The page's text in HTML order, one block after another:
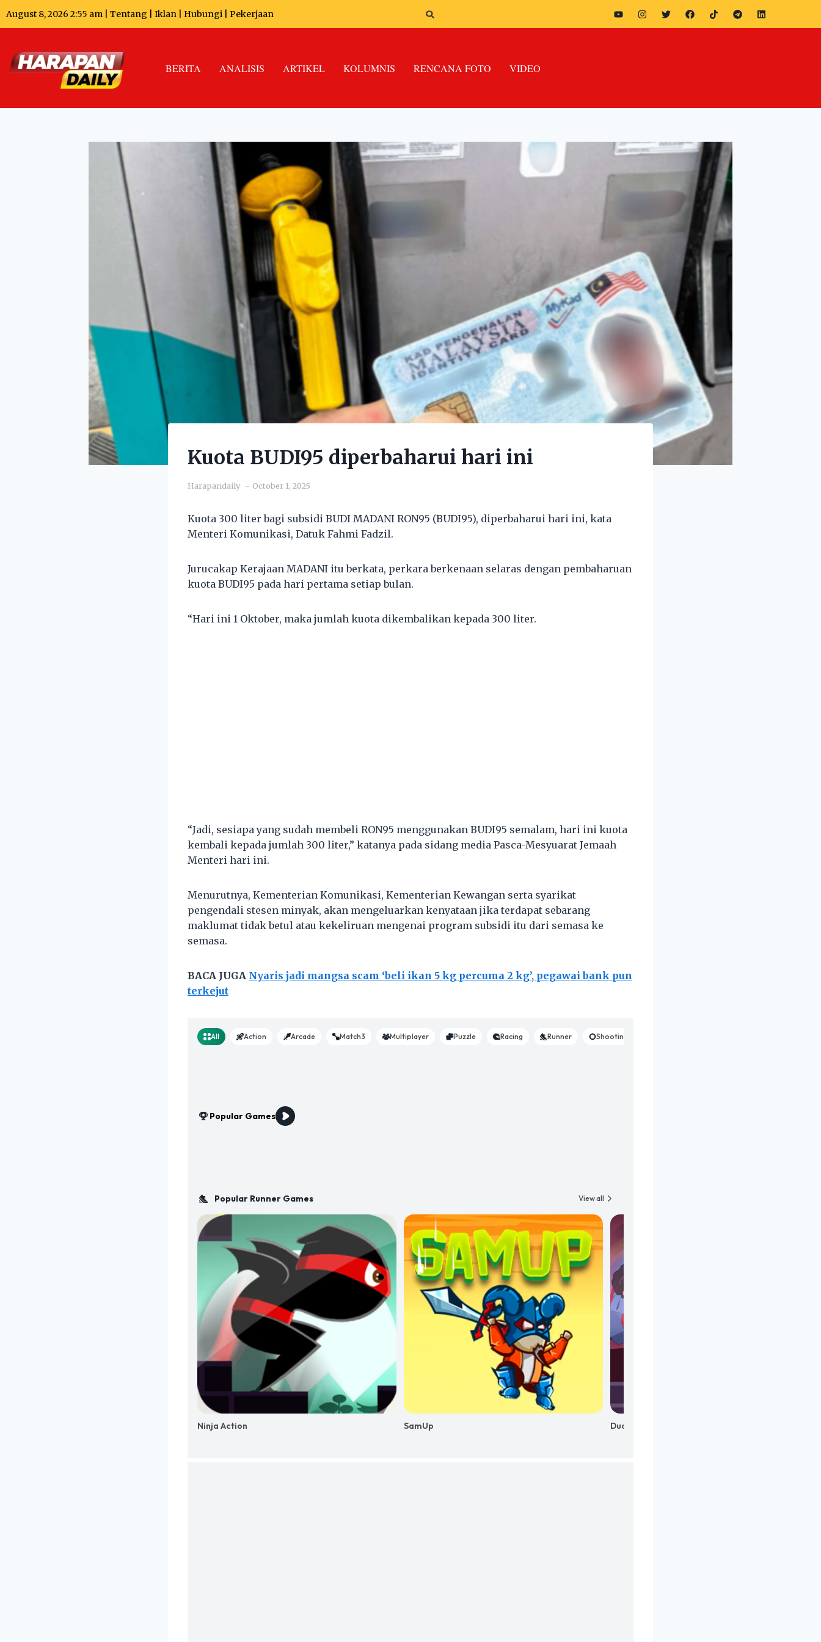
August 8, 2026 2:55 am | Tentang Iklan Hubungi Pekerjaan
BERITA ANALISIS ARTIKEL KOLUMNIS RENCANA FOTO VIDEO
Kuota BUDI95 diperbaharui hari ini
Harapandaily October 1, 2025
Kuota 300 liter bagi subsidi BUDI MADANI RON95 (BUDI95), diperbaharui hari ini, kata
Menteri Komunikasi, Datuk Fahmi Fadzil.
Jurucakap Kerajaan MADANI itu berkata, perkara berkenaan selaras dengan pembaharuan
kuota BUDI95 pada hari pertama setiap bulan.
“Hari ini 1 Oktober, maka jumlah kuota dikembalikan kepada 300 liter.
“Jadi, sesiapa yang sudah membeli RON95 menggunakan BUDI95 semalam, hari ini kuota
kembali kepada jumlah 300 liter,” katanya pada sidang media Pasca-Mesyuarat Jemaah
Menteri hari ini.
Menurutnya, Kementerian Komunikasi, Kementerian Kewangan serta syarikat
pengendali stesen minyak, akan mengeluarkan kenyataan jika terdapat sebarang
maklumat tidak betul atau kekeliruan mengenai program subsidi itu dari semasa ke
semasa.
BACA JUGA Nyaris jadi mangsa scam ‘beli ikan 5 kg percuma 2 kg’, pegawai bank pun
terkejut